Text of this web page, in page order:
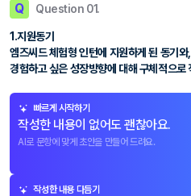
Q Question 01.
1.지원동기
엠즈씨드 체험형 인턴에 지원하게 된 동기
경험하고 싶은 성장방향에 대해 구체적으로
빠르게 시작하기
작성한 내용이 없어도 괜찮아요.
AI로 문항에 맞게 초안을 만들어 드려요.
작성한 내용 다듬기